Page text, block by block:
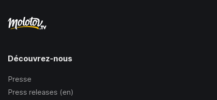
Découvrez-nous
Presse
Press releases (en)